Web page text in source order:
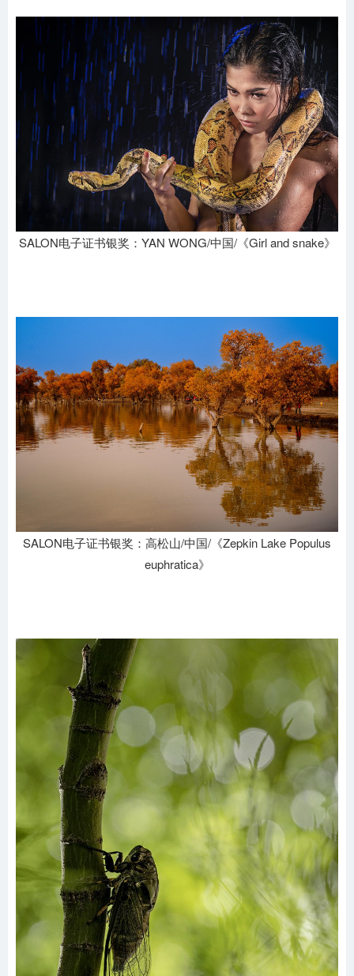
SALON电子证书银奖：YAN WONG/中国/《Girl and snake》
SALON电子证书银奖：高松山/中国/《Zepkin Lake Populus
euphratica》